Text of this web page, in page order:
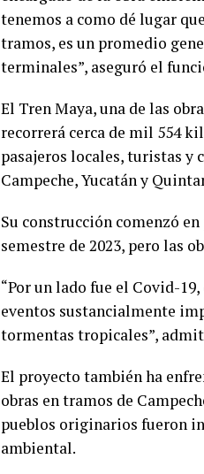
tenemos a como dé lugar
tramos, es un promedio
terminales”, aseguró el
El Tren Maya, una de las
recorrerá cerca de mil 554
pasajeros locales, turistas y
Campeche, Yucatán y
Su construcción comenzó
semestre de 2023, pero las
“Por un lado fue el Covid-
eventos sustancialmente
tormentas tropicales”,
El proyecto también ha
obras en tramos de
pueblos originarios fueron
ambiental.